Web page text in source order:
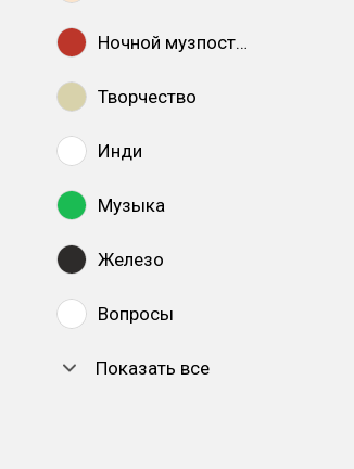
Ночной музпостинг
Творчество
Инди
Музыка
Железо
Вопросы
Показать все